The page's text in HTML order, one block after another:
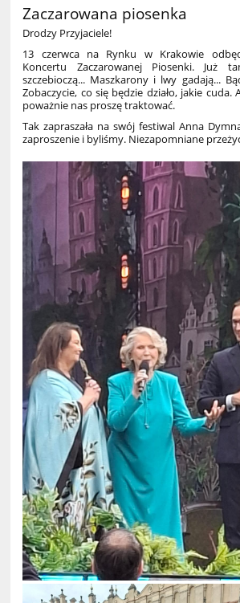
Zaczarowana piosenka
Drodzy Przyjaciele!
13 czerwca na Rynku w Krakowie
Koncertu Zaczarowanej Piosenki. Już
szczebioczą... Maszkarony i lwy gadają...
Zobaczycie, co się będzie działo, jakie
poważnie nas proszę traktować.
Tak zapraszała na swój festiwal Anna
zaproszenie i byliśmy. Niezapomniane